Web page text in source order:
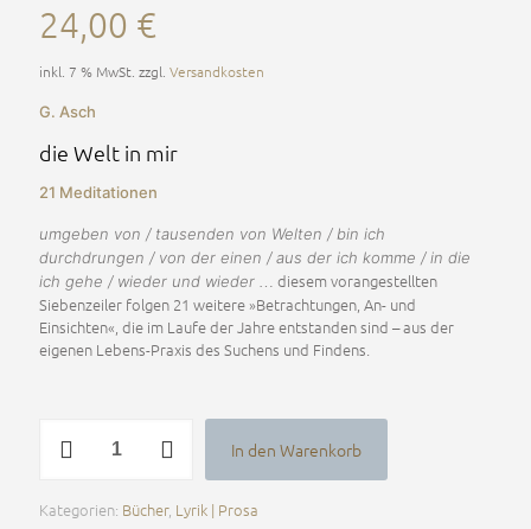
24,00 €
inkl. 7 % MwSt. zzgl. Versandkosten
G. Asch
die Welt in mir
21 Meditationen
umgeben von / tausenden von Welten / bin ich
durchdrungen / von der einen / aus der ich komme / in die
ich gehe / wieder und wieder … diesem vorangestellten
Siebenzeiler folgen 21 weitere »Betrachtungen, An- und
Einsichten«, die im Laufe der Jahre entstanden sind – aus der
eigenen Lebens-Praxis des Suchens und Findens.
Menge
In den Warenkorb
Alternative:
Kategorien: Bücher, Lyrik | Prosa